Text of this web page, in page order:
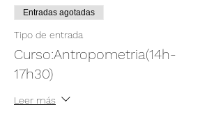
Entradas agotadas
Tipo de entrada
Curso:Antropometria(14h-
17h30)
Leer más